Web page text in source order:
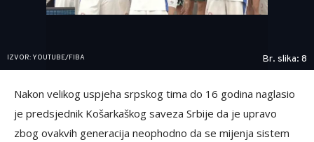
IZVOR: YOUTUBE/FIBA Br. slika: 8
Nakon velikog uspjeha srpskog tima do 16 godina naglasio
je predsjednik Košarkaškog saveza Srbije da je upravo
zbog ovakvih generacija neophodno da se mijenja sistem